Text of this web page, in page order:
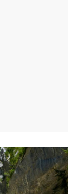
découvrir les
Du débutant à
et